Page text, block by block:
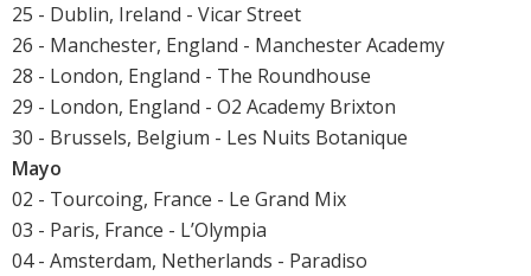
25 - Dublin, Ireland - Vicar Street
26 - Manchester, England - Manchester Academy
28 - London, England - The Roundhouse
29 - London, England - O2 Academy Brixton
30 - Brussels, Belgium - Les Nuits Botanique
Mayo
02 - Tourcoing, France - Le Grand Mix
03 - Paris, France - L’Olympia
04 - Amsterdam, Netherlands - Paradiso